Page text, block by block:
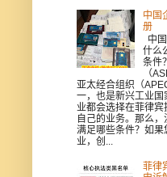
中国
册
中
什么
条件
（
亚太经合组织（
一，也是新兴工业
业都会选择在菲律宾
自己的业务。那么
满足哪些条件？如果
业，创...
菲律